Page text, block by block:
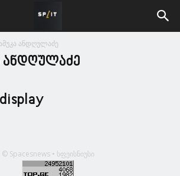
ანდღულაძე
ანდღულაძე
© Spacesnews • სფეისნიუსი